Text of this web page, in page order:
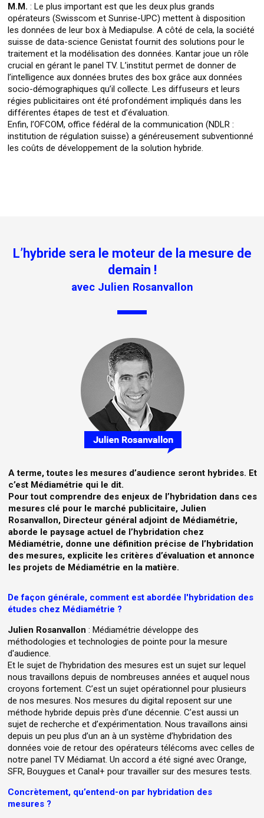
M.M. : Le plus important est que les deux plus grands
opérateurs (Swisscom et Sunrise-UPC) mettent à disposition
les données de leur box à Mediapulse. A côté de cela, la société
suisse de data-science Genistat fournit des solutions pour le
traitement et la modélisation des données. Kantar joue un rôle
crucial en gérant le panel TV. L’institut permet de donner de
l’intelligence aux données brutes des box grâce aux données
socio-démographiques qu’il collecte. Les diffuseurs et leurs
régies publicitaires ont été profondément impliqués dans les
différentes étapes de test et d’évaluation.
Enfin, l’OFCOM, office fédéral de la communication (NDLR :
institution de régulation suisse) a généreusement subventionné
les coûts de développement de la solution hybride.
L’hybride sera le moteur de la mesure de
demain !
avec Julien Rosanvallon
A terme, toutes les mesures d’audience seront hybrides. Et
c’est Médiamétrie qui le dit.
Pour tout comprendre des enjeux de l’hybridation dans ces
mesures clé pour le marché publicitaire, Julien
Rosanvallon, Directeur général adjoint de Médiamétrie,
aborde le paysage actuel de l’hybridation chez
Médiamétrie, donne une définition précise de l’hybridation
des mesures, explicite les critères d’évaluation et annonce
les projets de Médiamétrie en la matière.
De façon générale, comment est abordée l'hybridation des
études chez Médiamétrie ?
Julien Rosanvallon : Médiamétrie développe des
méthodologies et technologies de pointe pour la mesure
d'audience.
Et le sujet de l’hybridation des mesures est un sujet sur lequel
nous travaillons depuis de nombreuses années et auquel nous
croyons fortement. C’est un sujet opérationnel pour plusieurs
de nos mesures. Nos mesures du digital reposent sur une
méthode hybride depuis près d’une décennie. C’est aussi un
sujet de recherche et d’expérimentation. Nous travaillons ainsi
depuis un peu plus d’un an à un système d’hybridation des
données voie de retour des opérateurs télécoms avec celles de
notre panel TV Médiamat. Un accord a été signé avec Orange,
SFR, Bouygues et Canal+ pour travailler sur des mesures tests.
Concrètement, qu’entend-on par hybridation des
mesures ?